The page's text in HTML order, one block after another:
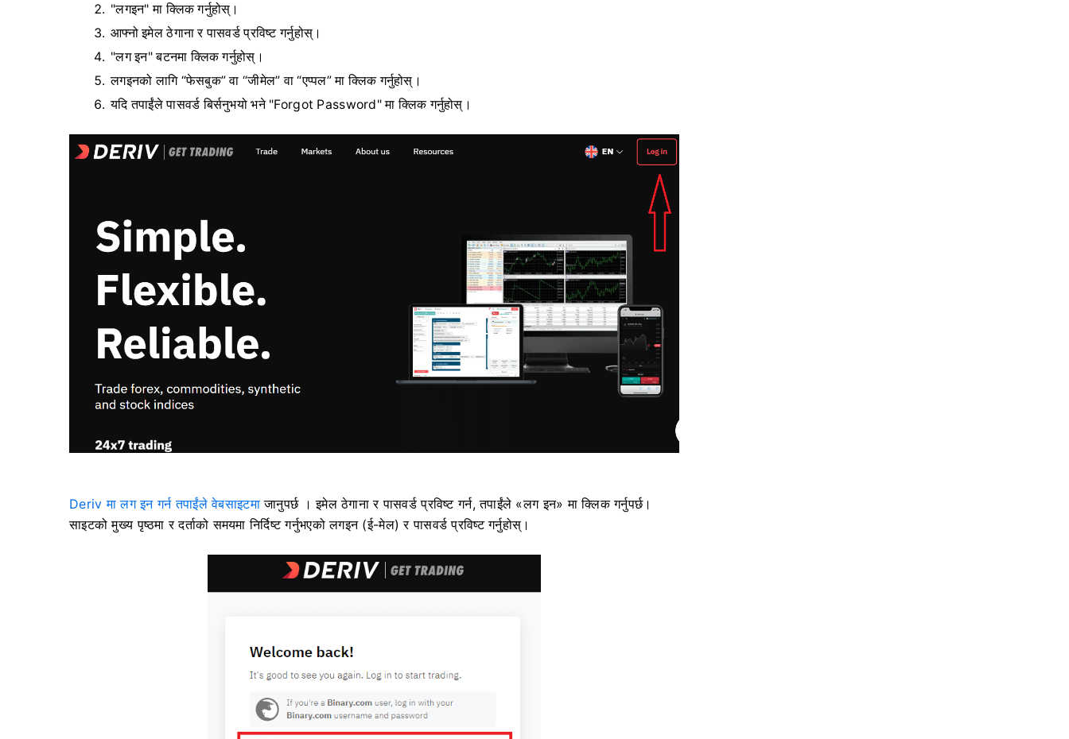
"लगइन" मा क्लिक गर्नुहोस्।
आफ्नो इमेल ठेगाना र पासवर्ड प्रविष्ट गर्नुहोस्।
"लग इन" बटनमा क्लिक गर्नुहोस्।
लगइनको लागि “फेसबुक” वा “जीमेल” वा “एप्पल” मा क्लिक गर्नुहोस्।
यदि तपाईंले पासवर्ड बिर्सनुभयो भने "Forgot Password" मा क्लिक गर्नुहोस्।
Deriv मा लग इन गर्न तपाईंले वेबसाइटमाजानुपर्छ । इमेल ठेगाना र पासवर्ड प्रविष्ट गर्न, तपाईंले «लग इन» मा क्लिक गर्नुपर्छ।
साइटको मुख्य पृष्ठमा र दर्ताको समयमा निर्दिष्ट गर्नुभएको लगइन (ई-मेल) र पासवर्ड प्रविष्ट गर्नुहोस्।